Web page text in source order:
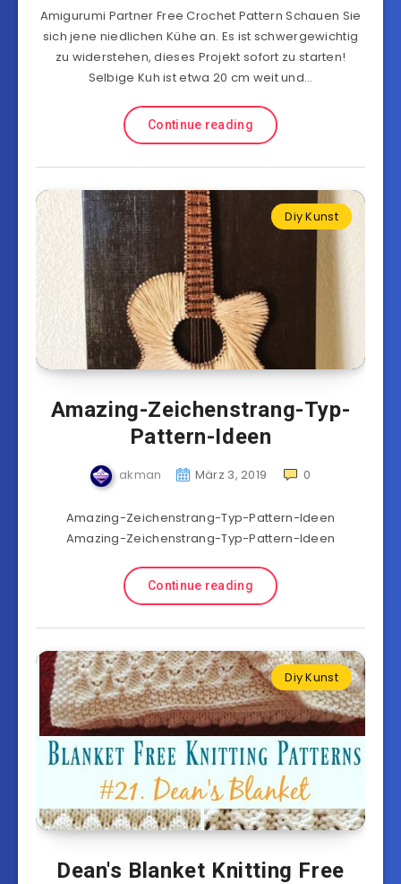
Amigurumi Partner Free Crochet Pattern Schauen Sie
sich jene niedlichen Kühe an. Es ist schwergewichtig
zu widerstehen, dieses Projekt sofort zu starten!
Selbige Kuh ist etwa 20 cm weit und…
Continue reading
Diy Kunst
Amazing-Zeichenstrang-Typ-
Pattern-Ideen
akman März 3, 2019 0
Amazing-Zeichenstrang-Typ-Pattern-Ideen
Amazing-Zeichenstrang-Typ-Pattern-Ideen
Continue reading
Diy Kunst
Dean's Blanket Knitting Free